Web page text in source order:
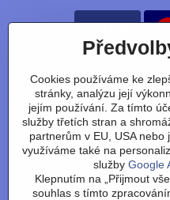
Nájdete nás taky
Facebook Instagram
Obchodní podmínky/
zboží/články/technologie/
Cookies používáme ke
stránky, analýzu její
jejím používání. Za tímto
služby třetích stran a
partnerům v EU, USA
využíváme také na
služby Google
Klepnutím na „Přijmout
souhlas s tímto